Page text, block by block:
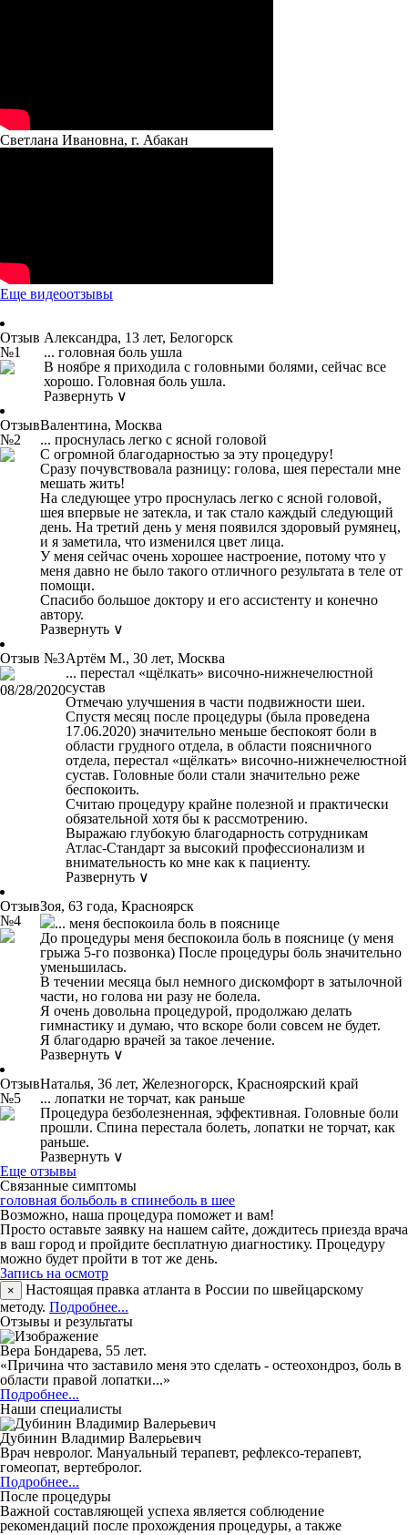
Светлана Ивановна, г. Абакан
Еще видеоотзывы
Отзыв
№1
Александра, 13 лет, Белогорск
... головная боль ушла
В ноябре я приходила с головными болями, сейчас все
хорошо. Головная боль ушла.
Развернуть ∨
Отзыв
№2
Валентина, Москва
... проснулась легко с ясной головой
С огромной благодарностью за эту процедуру!
Сразу почувствовала разницу: голова, шея перестали мне
мешать жить!
На следующее утро проснулась легко с ясной головой,
шея впервые не затекла, и так стало каждый следующий
день. На третий день у меня появился здоровый румянец,
и я заметила, что изменился цвет лица.
У меня сейчас очень хорошее настроение, потому что у
меня давно не было такого отличного результата в теле от
помощи.
Спасибо большое доктору и его ассистенту и конечно
автору.
Развернуть ∨
Отзыв №3
08/28/2020
Артём М., 30 лет, Москва
... перестал «щёлкать» височно-нижнечелюстной
сустав
Отмечаю улучшения в части подвижности шеи.
Спустя месяц после процедуры (была проведена
17.06.2020) значительно меньше беспокоят боли в
области грудного отдела, в области поясничного
отдела, перестал «щёлкать» височно-нижнечелюстной
сустав. Головные боли стали значительно реже
беспокоить.
Считаю процедуру крайне полезной и практически
обязательной хотя бы к рассмотрению.
Выражаю глубокую благодарность сотрудникам
Атлас-Стандарт за высокий профессионализм и
внимательность ко мне как к пациенту.
Развернуть ∨
Отзыв
№4
Зоя, 63 года, Красноярск
... меня беспокоила боль в пояснице
До процедуры меня беспокоила боль в пояснице (у меня
грыжа 5-го позвонка) После процедуры боль значительно
уменьшилась.
В течении месяца был немного дискомфорт в затылочной
части, но голова ни разу не болела.
Я очень довольна процедурой, продолжаю делать
гимнастику и думаю, что вскоре боли совсем не будет.
Я благодарю врачей за такое лечение.
Развернуть ∨
Отзыв
№5
Наталья, 36 лет, Железногорск, Красноярский край
... лопатки не торчат, как раньше
Процедура безболезненная, эффективная. Головные боли
прошли. Спина перестала болеть, лопатки не торчат, как
раньше.
Развернуть ∨
Еще отзывы
Связанные симптомы
головная больболь в спинеболь в шее
Возможно, наша процедура поможет и вам!
Просто оставьте заявку на нашем сайте, дождитесь приезда врача
в ваш город и пройдите бесплатную диагностику. Процедуру
можно будет пройти в тот же день.
Запись на осмотр
×
Настоящая правка атланта в России по швейцарскому
методу. Подробнее...
Отзывы и результаты
Вера Бондарева, 55 лет.
«Причина что заставило меня это сделать - остеохондроз, боль в
области правой лопатки...»
Подробнее...
Наши специалисты
Дубинин Владимир Валерьевич
Врач невролог. Мануальный терапевт, рефлексо-терапевт,
гомеопат, вертебролог.
Подробнее...
После процедуры
Важной составляющей успеха является соблюдение
рекомендаций после прохождения процедуры, а также